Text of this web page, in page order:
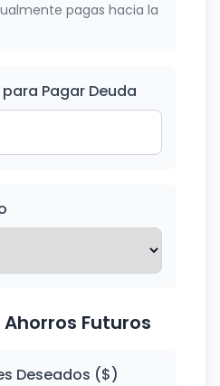
pagas hacia la
Pagar Deuda
Futuros
Deseados ($)